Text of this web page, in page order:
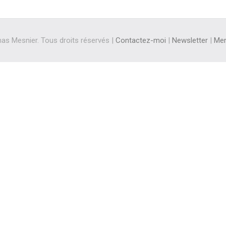
Mesnier. Tous droits réservés |Contactez-moi |Newsletter |